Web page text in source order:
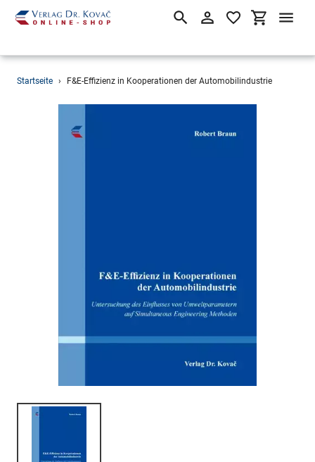
Direkt
SuchenEinloggen
Startseite › F&E-Effizienz in Kooperationen der Automobilindustrie